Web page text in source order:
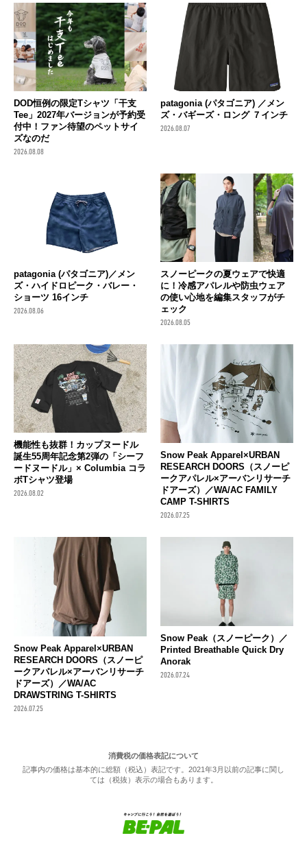
DOD恒例の限定Tシャツ「干支
Tee」2027年バージョンが予約受
付中！ファン待望のペットサイ
ズなのだ
2026.08.08
patagonia (パタゴニア) ／メン
ズ・バギーズ・ロング ７インチ
2026.08.07
patagonia (パタゴニア)／メン
ズ・ハイドロピーク・バレー・
ショーツ 16インチ
2026.08.06
スノーピークの夏ウェアで快適
に！冷感アパレルや防虫ウェア
の使い心地を編集スタッフがチ
ェック
2026.08.05
機能性も抜群！カップヌードル
誕生55周年記念第2弾の「シーフ
ードヌードル」× Columbia コラ
ボTシャツ登場
2026.08.02
Snow Peak Apparel×URBAN
RESEARCH DOORS（スノーピ
ークアパレル×アーバンリサーチ
ドアーズ）／WA/AC FAMILY
CAMP T-SHIRTS
2026.07.25
Snow Peak Apparel×URBAN
RESEARCH DOORS（スノーピ
ークアパレル×アーバンリサーチ
ドアーズ）／WA/AC
DRAWSTRING T-SHIRTS
2026.07.25
Snow Peak（スノーピーク）／
Printed Breathable Quick Dry
Anorak
2026.07.24
消費税の価格表記について
記事内の価格は基本的に総額（税込）表記です。2021年3月以前の記事に関し
ては（税抜）表示の場合もあります。